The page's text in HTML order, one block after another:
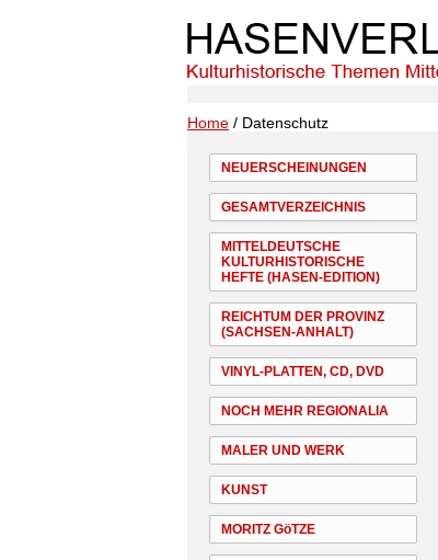
Home / Datenschutz
NEUERSCHEINUNGEN
GESAMTVERZEICHNIS
MITTELDEUTSCHE
KULTURHISTORISCHE
HEFTE (HASEN-EDITION)
REICHTUM DER PROVINZ
(SACHSEN-ANHALT)
VINYL-PLATTEN, CD, DVD
NOCH MEHR REGIONALIA
MALER UND WERK
KUNST
MORITZ GöTZE